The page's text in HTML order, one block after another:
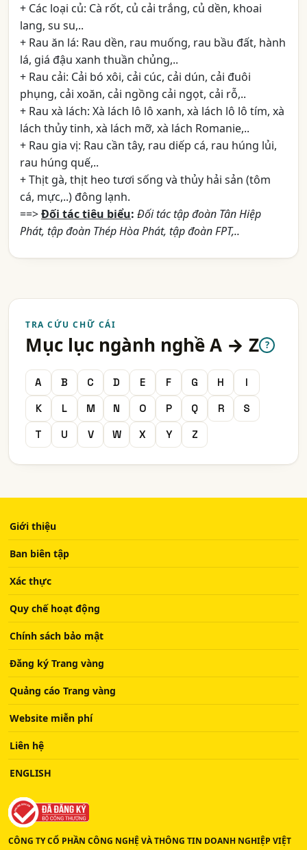
+ Các loại củ: Cà rốt, củ cải trắng, củ dền, khoai
lang, su su,..
+ Rau ăn lá: Rau dền, rau muống, rau bầu đất, hành
lá, giá đậu xanh thuần chủng,..
+ Rau cải: Cải bó xôi, cải cúc, cải dún, cải đuôi
phụng, cải xoăn, cải ngồng cải ngọt, cải rỗ,..
+ Rau xà lách: Xà lách lô lô xanh, xà lách lô lô tím, xà
lách thủy tinh, xà lách mỡ, xà lách Romanie,..
+ Rau gia vị: Rau cần tây, rau diếp cá, rau húng lủi,
rau húng quế,..
+ Thịt gà, thịt heo tươi sống và thủy hải sản (tôm
cá, mực,..) đông lạnh.
==>Đối tác tiêu biểu: Đối tác tập đoàn Tân Hiệp
Phát, tập đoàn Thép Hòa Phát, tập đoàn FPT,..
TRA CỨU CHỮ CÁI
Mục lục ngành nghề A → Z ?
A B C D E F G H
I
K
L M N O P Q R
S
T
U V W X Y Z
Giới thiệu
Ban biên tập
Xác thực
Quy chế hoạt động
Chính sách bảo mật
Đăng ký Trang vàng
Quảng cáo Trang vàng
Website miễn phí
Liên hệ
ENGLISH
CÔNG TY CỔ PHẦN CÔNG NGHỆ VÀ THÔNG TIN DOANH NGHIỆP VIỆT